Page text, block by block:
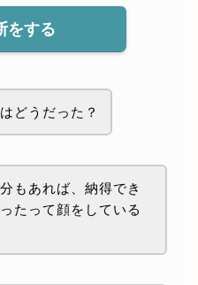
をする
どうだった？
もあれば、納得でき
たって顔をしている